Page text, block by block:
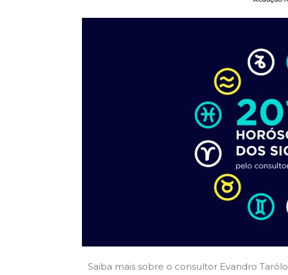
Saiba mais sobre o consultor Evandro